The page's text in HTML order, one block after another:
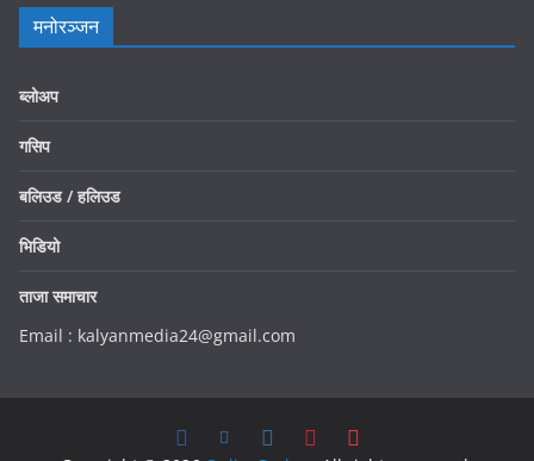
मनोरञ्जन
ब्लोअप
गसिप
बलिउड / हलिउड
भिडियो
ताजा समाचार
Email : kalyanmedia24@gmail.com